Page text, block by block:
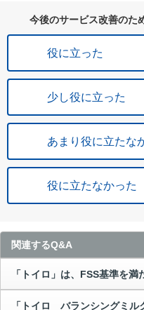
今後のサービス改善のた
役に立った
少し役に立った
あまり役に立たな
役に立たなかった
関連するQ&A
「トイロ」は、FSS基準を満
「トイロ バランシングミル